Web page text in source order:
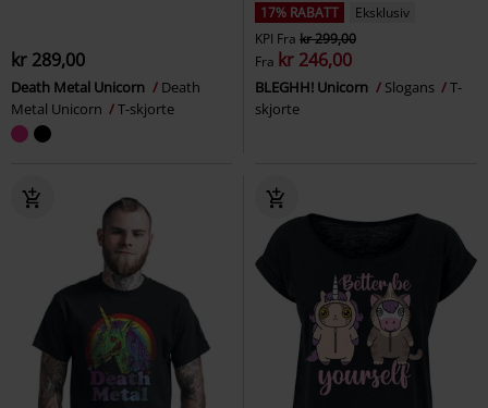
kr 289,00
Death Metal Unicorn
Death
Metal Unicorn
T-skjorte
17% RABATT
Eksklusiv
KPI Fra kr 299,00
Fra kr 246,00
BLEGHH! Unicorn Slogans
T-
skjorte